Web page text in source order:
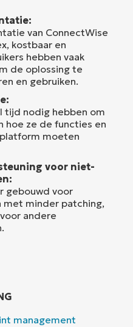
van ConnectWise
kostbaar en
hebben vaak
de oplossing te
en gebruiken.
tijd nodig hebben om
hoe ze de functies en
moeten
voor niet-
gebouwd voor
met minder patching,
andere
management